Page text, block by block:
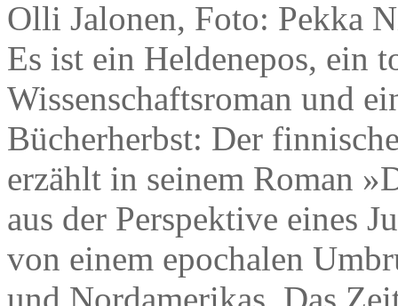
Olli Jalonen, Foto: Pekka
Es ist ein Heldenepos, ein
Wissenschaftsroman und
Bücherherbst: Der
erzählt in seinem Roman
aus der Perspektive eines
von einem epochalen